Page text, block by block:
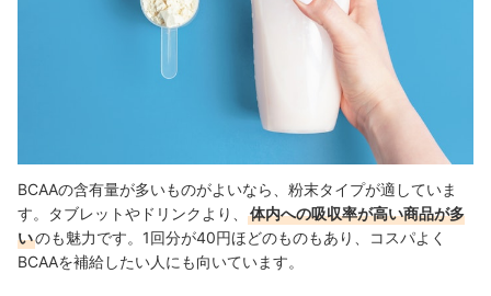
BCAAの含有量が多いものがよ いなら、粉末タイプが適していま
す。タブレットやドリンクより、
体内への吸収率が高い商品が多
いのも魅力です。1回分が40円ほどのものもあり、コスパよく
BCAAを補給したい人にも向いています。